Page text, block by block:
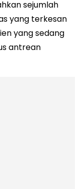
sejumlah
yang terkesan
yang sedang
antrean